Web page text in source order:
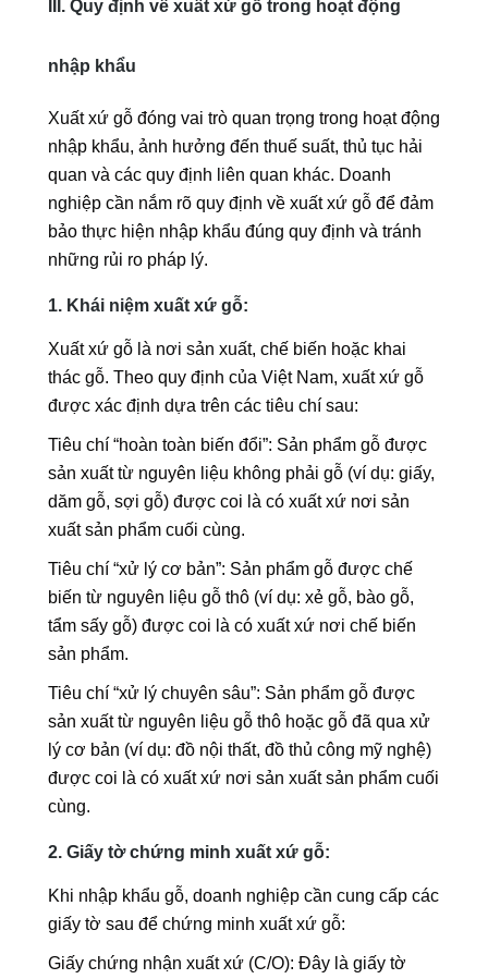
III. Quy định về xuất xứ gỗ trong hoạt động
nhập khẩu
Xuất xứ gỗ đóng vai trò quan trọng trong hoạt động
nhập khẩu, ảnh hưởng đến thuế suất, thủ tục hải
quan và các quy định liên quan khác. Doanh
nghiệp cần nắm rõ quy định về xuất xứ gỗ để đảm
bảo thực hiện nhập khẩu đúng quy định và tránh
những rủi ro pháp lý.
1. Khái niệm xuất xứ gỗ:
Xuất xứ gỗ là nơi sản xuất, chế biến hoặc khai
thác gỗ. Theo quy định của Việt Nam, xuất xứ gỗ
được xác định dựa trên các tiêu chí sau:
Tiêu chí “hoàn toàn biến đổi”: Sản phẩm gỗ được
sản xuất từ nguyên liệu không phải gỗ (ví dụ: giấy,
dăm gỗ, sợi gỗ) được coi là có xuất xứ nơi sản
xuất sản phẩm cuối cùng.
Tiêu chí “xử lý cơ bản”: Sản phẩm gỗ được chế
biến từ nguyên liệu gỗ thô (ví dụ: xẻ gỗ, bào gỗ,
tẩm sấy gỗ) được coi là có xuất xứ nơi chế biến
sản phẩm.
Tiêu chí “xử lý chuyên sâu”: Sản phẩm gỗ được
sản xuất từ nguyên liệu gỗ thô hoặc gỗ đã qua xử
lý cơ bản (ví dụ: đồ nội thất, đồ thủ công mỹ nghệ)
được coi là có xuất xứ nơi sản xuất sản phẩm cuối
cùng.
2. Giấy tờ chứng minh xuất xứ gỗ:
Khi nhập khẩu gỗ, doanh nghiệp cần cung cấp các
giấy tờ sau để chứng minh xuất xứ gỗ:
Giấy chứng nhận xuất xứ (C/O): Đây là giấy tờ